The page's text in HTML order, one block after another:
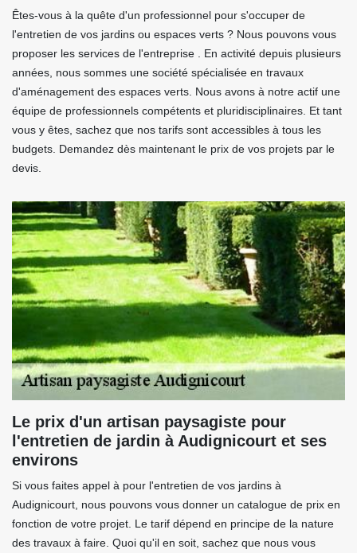
Êtes-vous à la quête d'un professionnel pour s'occuper de
l'entretien de vos jardins ou espaces verts ? Nous pouvons vous
proposer les services de l'entreprise . En activité depuis plusieurs
années, nous sommes une société spécialisée en travaux
d'aménagement des espaces verts. Nous avons à notre actif une
équipe de professionnels compétents et pluridisciplinaires. Et tant
vous y êtes, sachez que nos tarifs sont accessibles à tous les
budgets. Demandez dès maintenant le prix de vos projets par le
devis.
Le prix d'un artisan paysagiste pour
l'entretien de jardin à Audignicourt et ses
environs
Si vous faites appel à pour l'entretien de vos jardins à
Audignicourt, nous pouvons vous donner un catalogue de prix en
fonction de votre projet. Le tarif dépend en principe de la nature
des travaux à faire. Quoi qu'il en soit, sachez que nous vous